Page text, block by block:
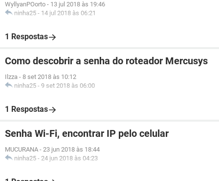
WyllyanPOorto - 13 jul 2018 às 19:46
ninha25 - 14 jul 2018 às 06:21
1 Respostas
Como descobrir a senha do roteador Mercusys
Ilzza - 8 set 2018 às 10:12
ninha25 - 9 set 2018 às 06:00
1 Respostas
Senha Wi-Fi, encontrar IP pelo celular
MUCURANA - 23 jun 2018 às 18:44
ninha25 - 24 jun 2018 às 04:23